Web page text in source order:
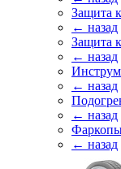
Защита
← назад
Защита
← назад
← назад
← назад
Фаркопы
← назад